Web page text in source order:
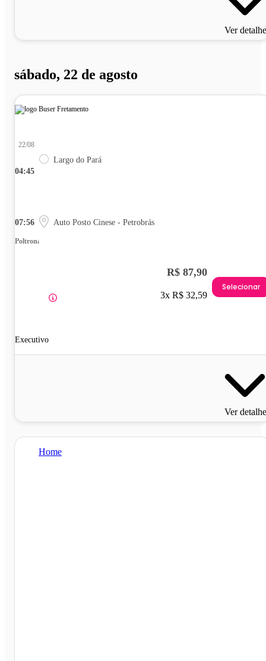
Ver
sábado, 22 de agosto
04:45
22/08
Largo do Pará
07:56 Auto Posto Cinese - Petrobrás
Poltrona
Executivo
R$ 87,90
3x R$ 32,59
Selecionar
Ver
Home